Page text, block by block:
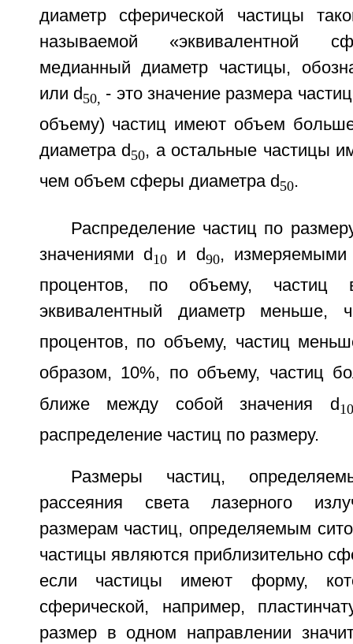
диаметр сферической частицы
называемой «эквивалентной
медианный диаметр частицы,
или d 50, - это значение размера
объему) частиц имеют объем
диаметра d 50, а остальные частицы
чем объем сферы диаметра d 50.
Распределение частиц по
значениями d 10 и d90, измеряемыми
процентов, по объему, частиц
эквивалентный диаметр меньше,
процентов, по объему, частиц
образом, 10%, по объему, частиц
ближе между собой значения d 10
распределение частиц по размеру.
Размеры частиц,
рассеяния света лазерного
размерам частиц, определяемым
частицы являются приблизительно
если частицы имеют форму,
сферической, например,
размер в одном направлении